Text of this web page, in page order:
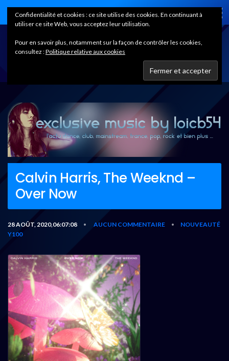
Home
Calvin Harris, The Weeknd –
Over Now
28 AOÛT, 2020,06:07:08 • AUCUN COMMENTAIRE •
NOUVEAUTÉ
Y100
Confidentialité et cookies : ce site utilise des cookies. En continuant à
utiliser ce site Web, vous acceptez leur utilisation.
Pour en savoir plus, notamment sur la façon de contrôler les cookies,
consultez :Politique relative aux cookies